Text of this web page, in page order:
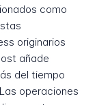
como
originarios
añade
del tiempo
operaciones